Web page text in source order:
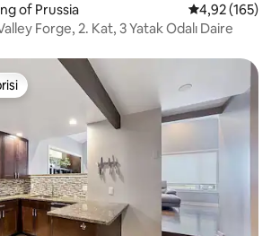
of Prussia 5 üzerinden
4,92 (165)
Forge, 2. Kat, 3 Yatak Odalı Daire